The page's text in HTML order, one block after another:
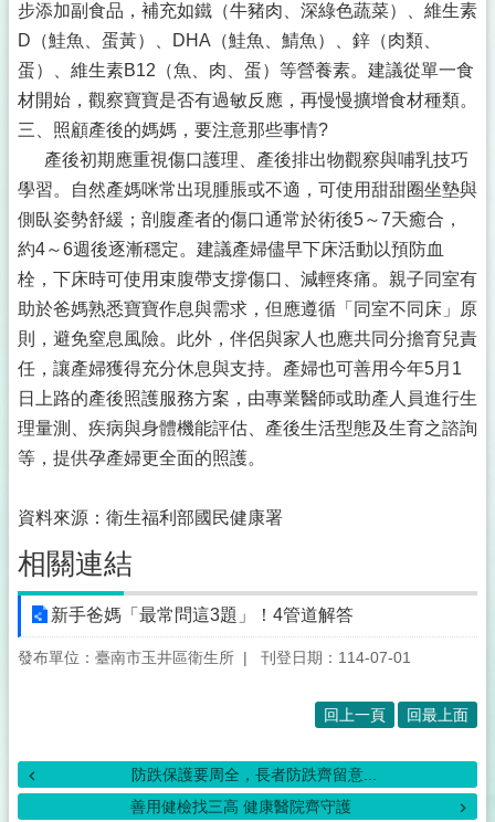
步添加副食品，補充如鐵（牛豬肉、深綠色蔬菜）、維生素
D（鮭魚、蛋黃）、DHA（鮭魚、鯖魚）、鋅（肉類、
蛋）、維生素B12（魚、肉、蛋）等營養素。建議從單一食
材開始，觀察寶寶是否有過敏反應，再慢慢擴增食材種類。
三、照顧產後的媽媽，要注意那些事情?
產後初期應重視傷口護理、產後排出物觀察與哺乳技巧
學習。自然產媽咪常出現腫脹或不適，可使用甜甜圈坐墊與
側臥姿勢舒緩；剖腹產者的傷口通常於術後5～7天癒合，
約4～6週後逐漸穩定。建議產婦儘早下床活動以預防血
栓，下床時可使用束腹帶支撐傷口、減輕疼痛。親子同室有
助於爸媽熟悉寶寶作息與需求，但應遵循「同室不同床」原
則，避免窒息風險。此外，伴侶與家人也應共同分擔育兒責
任，讓產婦獲得充分休息與支持。產婦也可善用今年5月1
日上路的產後照護服務方案，由專業醫師或助產人員進行生
理量測、疾病與身體機能評估、產後生活型態及生育之諮詢
等，提供孕產婦更全面的照護。
資料來源：衛生福利部國民健康署
相關連結
新手爸媽「最常問這3題」！4管道解答
發布單位：臺南市玉井區衛生所 刊登日期：114-07-01
回上一頁 回最上面
防跌保護要周全，長者防跌齊留意...
善用健檢找三高 健康醫院齊守護